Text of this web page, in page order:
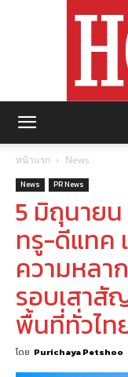
หน้าแรก News
News PR News
5 มิถุนาย
ทรู-ดีแทค
ความหลา
รอบเสา
พื้นที่ทั่วไท
โดย Purichaya Petshoo